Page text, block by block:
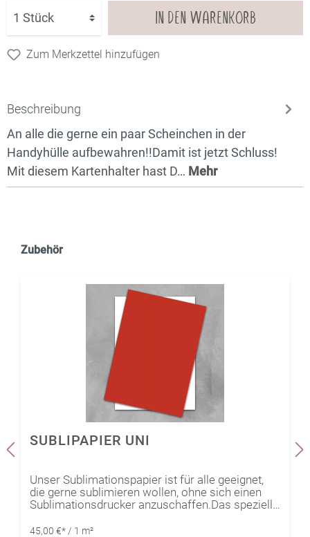
IN DEN WARENKORB
Zum Merkzettel hinzufügen
Beschreibung
An alle die gerne ein paar Scheinchen in der
Handyhülle aufbewahren!!Damit ist jetzt Schluss!
Mit diesem Kartenhalter hast D… Mehr
Zubehör
SUBLIPAPIER UNI
Unser Sublimationspapier ist für alle geeignet,
die gerne sublimieren wollen, ohne sich einen
Sublimationsdrucker anzuschaffen.Das spezielle
Ausführungen bedruckt, sodass der Kreativität
45,00 €* / 1 m²